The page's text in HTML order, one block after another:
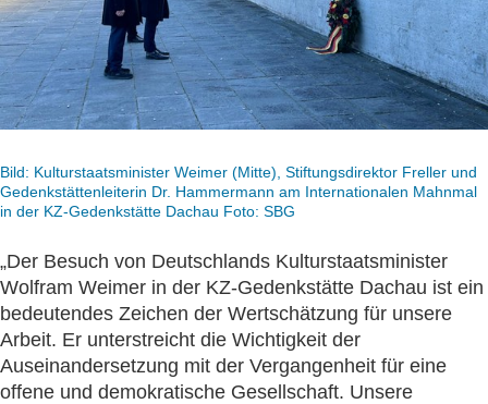
Bild: Kulturstaatsminister Weimer (Mitte), Stiftungsdirektor Freller und
Gedenkstättenleiterin Dr. Hammermann am Internationalen Mahnmal
in der KZ-Gedenkstätte Dachau Foto: SBG
„Der Besuch von Deutschlands Kulturstaatsminister
Wolfram Weimer in der KZ-Gedenkstätte Dachau ist ein
bedeutendes Zeichen der Wertschätzung für unsere
Arbeit. Er unterstreicht die Wichtigkeit der
Auseinandersetzung mit der Vergangenheit für eine
offene und demokratische Gesellschaft. Unsere